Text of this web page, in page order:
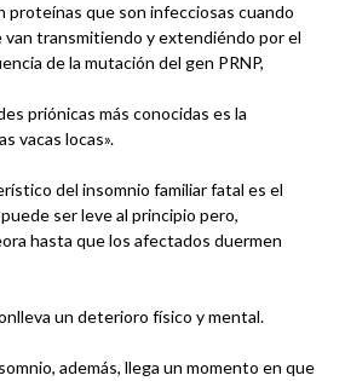
proteínas que son infecciosas cuando
van transmitiendo y extendiéndo por el
de la mutación del gen PRNP,
priónicas más conocidas es la
vacas locas».
del insomnio familiar fatal es el
ser leve al principio pero,
hasta que los afectados duermen
un deterioro físico y mental.
además, llega un momento en que